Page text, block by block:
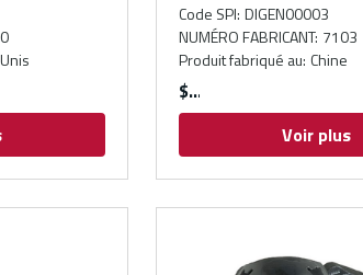
Code SPI: DIGEN00003
NUMÉRO FABRICANT: 7103
Produit fabriqué au: Chine
$
Voir plus